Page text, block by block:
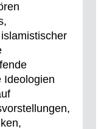
Ideologien